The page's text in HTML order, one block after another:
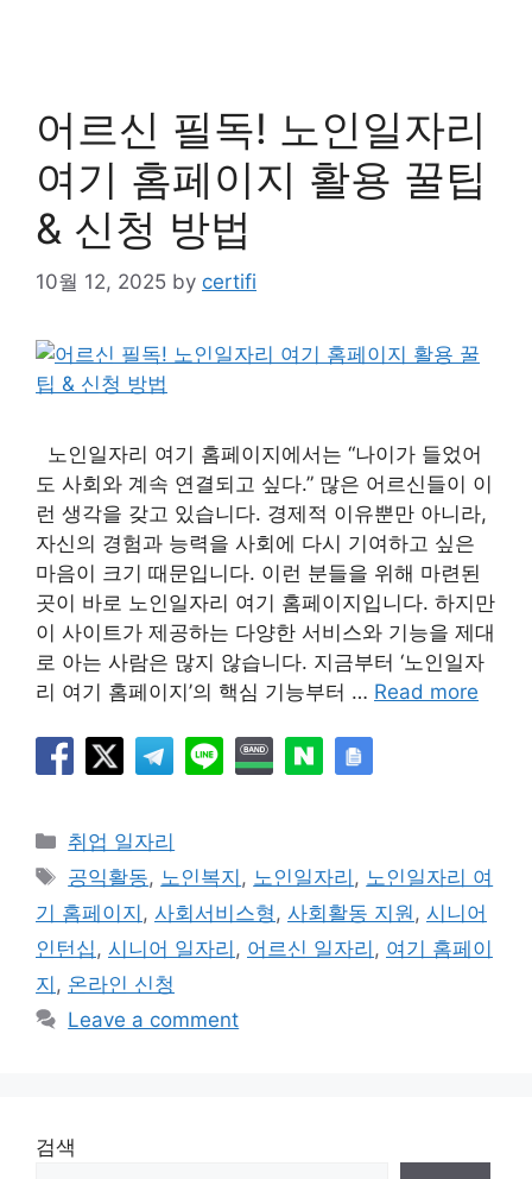
어르신 필독! 노인일자리
여기 홈페이지 활용 꿀팁
& 신청 방법
10월 12, 2025 by certifi
노인일자리 여기 홈페이지에서는 “나이가 들었어
도 사회와 계속 연결되고 싶다.” 많은 어르신들이 이
런 생각을 갖고 있습니다. 경제적 이유뿐만 아니라,
자신의 경험과 능력을 사회에 다시 기여하고 싶은
마음이 크기 때문입니다. 이런 분들을 위해 마련된
곳이 바로 노인일자리 여기 홈페이지입니다. 하지만
이 사이트가 제공하는 다양한 서비스와 기능을 제대
로 아는 사람은 많지 않습니다. 지금부터 ‘노인일자
리 여기 홈페이지’의 핵심 기능부터 … Read more
Categories
취업 일자리
Tags
공익활동, 노인복지 , 노인일자리 , 노인일자리 여
기 홈페이지 , 사회서비스형, 사회활동 지원, 시니어
인턴십, 시니어 일자리 , 어르신 일자리 , 여기 홈페이
지 , 온라인 신청
Leave a comment
검색